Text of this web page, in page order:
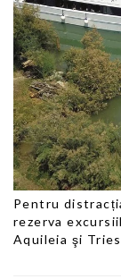
Pentru
rezerva
Aquileia şi